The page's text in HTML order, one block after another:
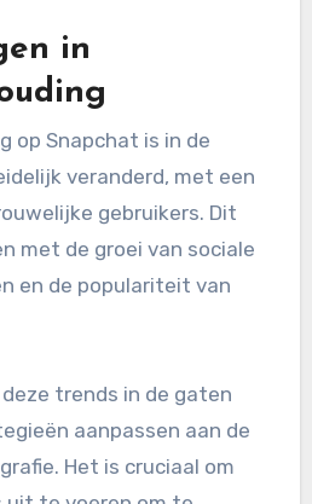
in
op Snapchat is in de
veranderd, met een
gebruikers. Dit
met de groei van sociale
en de populariteit van
trends in de gaten
aanpassen aan de
Het is cruciaal om